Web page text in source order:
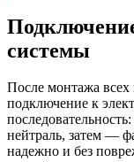
системы
После монтажа
подключение к
нейтраль, затем —
надежно и без